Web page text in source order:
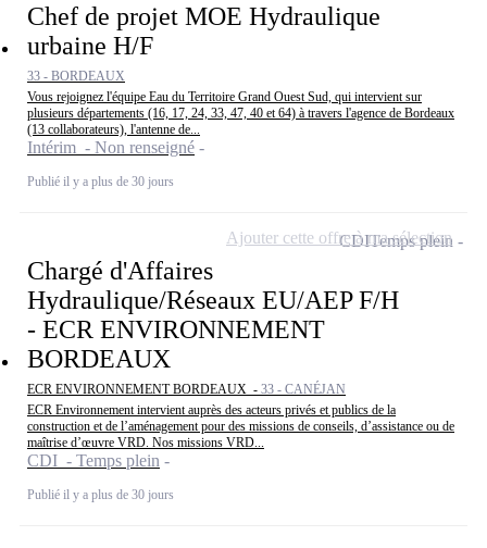
Chef de projet MOE Hydraulique
urbaine H/F
33 - BORDEAUX
Vous rejoignez l'équipe Eau du Territoire Grand Ouest Sud, qui intervient sur
plusieurs départements (16, 17, 24, 33, 47, 40 et 64) à travers l'agence de Bordeaux
(13 collaborateurs), l'antenne de...
Intérim - Non renseigné
Publié il y a plus de 30 jours
Chargé d'Affaires
Hydraulique/Réseaux EU/AEP F/H
- ECR ENVIRONNEMENT
BORDEAUX
ECR ENVIRONNEMENT BORDEAUX - 33 - CANÉJAN
ECR Environnement intervient auprès des acteurs privés et publics de la
construction et de l’aménagement pour des missions de conseils, d’assistance ou de
maîtrise d’œuvre VRD. Nos missions VRD...
CDI - Temps plein
Publié il y a plus de 30 jours
CDITemps plein
Ajouter cette offre à ma sélection